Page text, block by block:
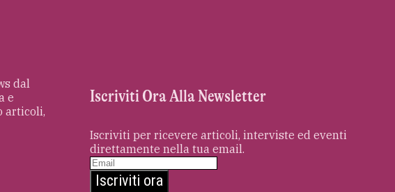
dal
e
articoli,
Iscriviti Ora Alla Newsletter
Iscriviti per ricevere articoli, interviste ed eventi
direttamente nella tua email.
Iscriviti ora